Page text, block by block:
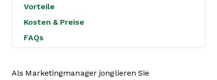
Vorteile
Kosten & Preise
FAQs
Als Marketingmanager jonglieren Sie